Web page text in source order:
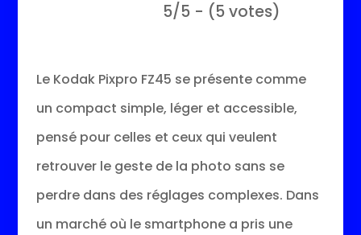
5/5 - (5 votes)
Le Kodak Pixpro FZ45 se présente comme
un compact simple, léger et accessible,
pensé pour celles et ceux qui veulent
retrouver le geste de la photo sans se
perdre dans des réglages complexes. Dans
un marché où le smartphone a pris une